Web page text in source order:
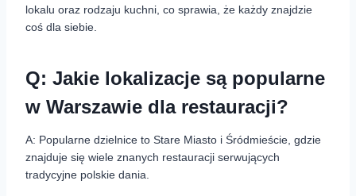
lokalu oraz rodzaju kuchni, co sprawia, że każdy znajdzie
coś dla siebie.
Q: Jakie lokalizacje są popularne
w Warszawie dla restauracji?
A: Popularne dzielnice to Stare Miasto i Śródmieście, gdzie
znajduje się wiele znanych restauracji serwujących
tradycyjne polskie dania.